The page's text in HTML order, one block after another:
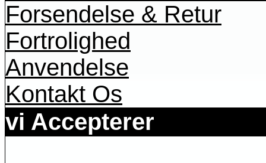
Forsendelse & Retur
Fortrolighed
Anvendelse
Kontakt Os
vi Accepterer